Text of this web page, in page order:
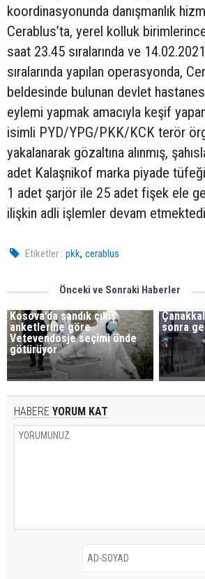
koordinasyonunda danışmanlık
Cerablus’ta, yerel kolluk
saat 23.45 sıralarında ve
sıralarında yapılan operasyonda,
beldesinde bulunan devlet
eylemi yapmak amacıyla keşif
isimli PYD/YPG/PKK/KCK terör
yakalanarak gözaltına alınmış,
adet Kalaşnikof marka piyade
1 adet şarjör ile 25 adet fişek ele
ilişkin adli işlemler devam
Etiketler : pkk,cerablus
Önceki ve Sonraki Haberler
Kosova’da sandık çıkış
anketlerine göre
Vetevendosje seçimi önde
götürüyor
sonra
HABERE YORUM KAT